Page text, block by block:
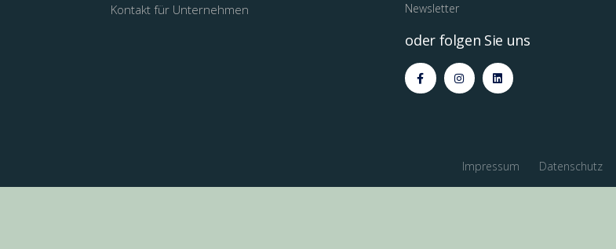
Kontakt für Unternehmen Newsletter
oder folgen Sie uns
Impressum Datenschutz